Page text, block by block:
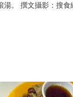
湯。 撰文攝影：搜